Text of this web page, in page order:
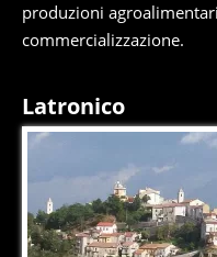
produzioni
commercializzazione.
Latronico